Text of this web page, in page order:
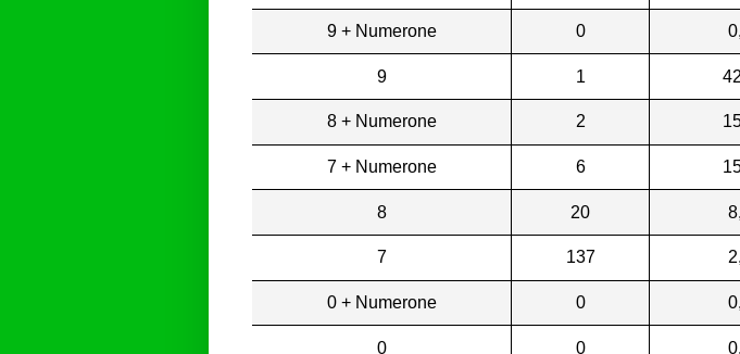
9 + Numerone 0
9 1
8 + Numerone 2
7 + Numerone 6
8 20
7 137
0 + Numerone 0
0 0